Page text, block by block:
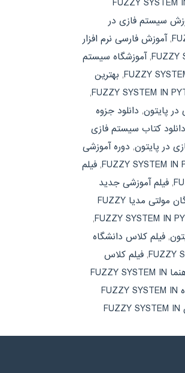
سیستم فازی در
,آموزش فارسی نرم افزار
,آموزشگاه سیستم
, بهترین
,
پایتون, دانلود جزوه
دانلود کتاب سیستم فازی
در پایتون, دوره آموزشی
,فیلم
,فیلم آموزشی جدید
فیلم آموزشی رایگان مولتی مدیا FUZZY
,
,فیلم کلاس دانشگاه
,فیلم کلاس
کتاب راهنما FUZZY SYSTEM IN
کلاس دانشگاه FUZZY SYSTEM IN
مرجع آموزش FUZZY SYSTEM IN